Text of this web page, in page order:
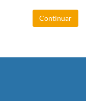
Continuar